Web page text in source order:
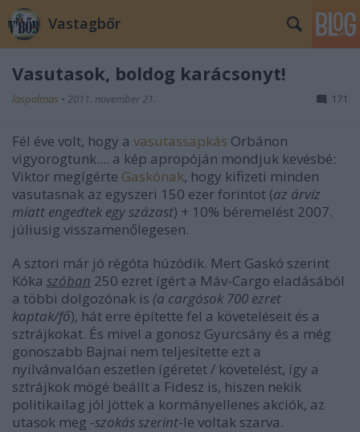
Vastagbőr
Vasutasok, boldog karácsonyt!
laspalmas • 2011. november 21. 171
Fél éve volt, hogy a vasutassapkás Orbánon
vigyorogtunk.... a kép apropóján mondjuk kevésbé:
Viktor megígérte Gaskónak, hogy kifizeti minden
vasutasnak az egyszeri 150 ezer forintot (az árvíz
miatt engedtek egy százast) + 10% béremelést 2007.
júliusig visszamenőlegesen.
A sztori már jó régóta húzódik. Mert Gaskó szerint
Kóka szóban 250 ezret ígért a Máv-Cargo eladásából
a többi dolgozónak is (a cargósok 700 ezret
kaptak/fő), hát erre építette fel a követeléseit és a
sztrájkokat. És mivel a gonosz Gyurcsány és a még
gonoszabb Bajnai nem teljesítette ezt a
nyilvánvalóan eszetlen ígéretet / követelést, így a
sztrájkok mögé beállt a Fidesz is, hiszen nekik
politikailag jól jöttek a kormányellenes akciók, az
utasok meg -szokás szerint-le voltak szarva.